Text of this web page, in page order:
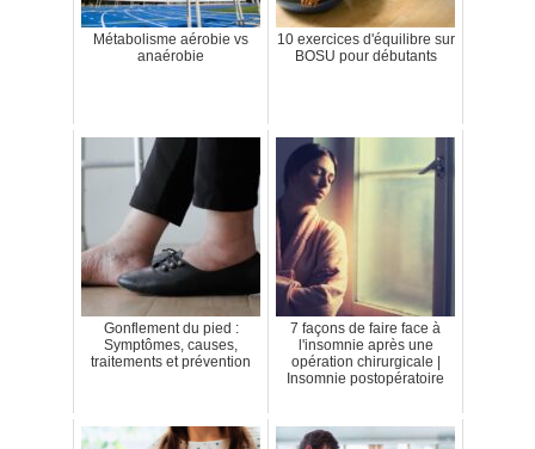
Métabolisme aérobie vs
anaérobie
10 exercices d'équilibre sur
BOSU pour débutants
Gonflement du pied :
Symptômes, causes,
traitements et prévention
7 façons de faire face à
l'insomnie après une
opération chirurgicale |
Insomnie postopératoire